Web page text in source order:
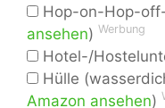
Hop-on-Hop-
ansehen) Werbung
Hotel-/
Hülle
Amazon ansehen)